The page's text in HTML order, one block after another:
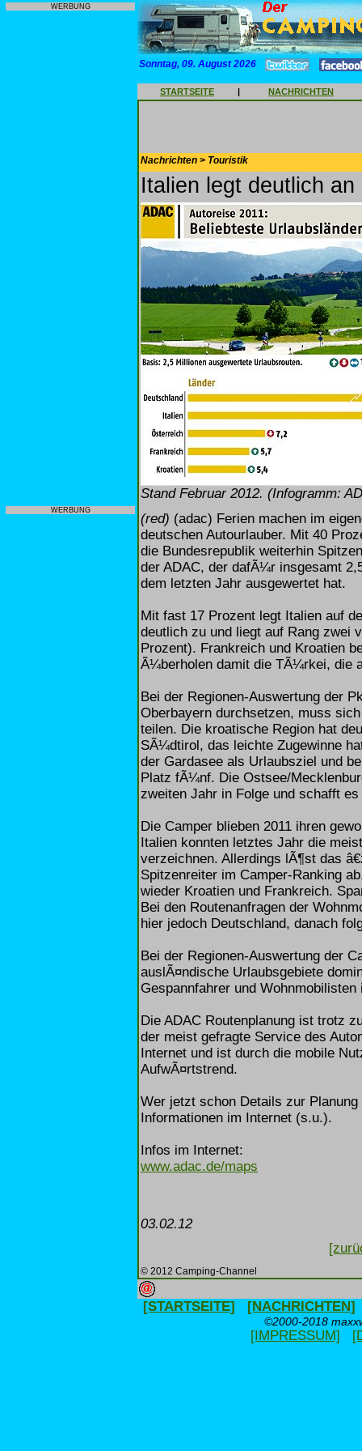
WERBUNG
WERBUNG
Sonntag, 09. August 2026
STARTSEITE | NACHRICHTEN
Nachrichten > Touristik
Italien legt deutlich
Stand Februar 2012. (Infogramm:
(red) (adac) Ferien machen im
deutschen Autourlauber. Mit 40
die Bundesrepublik weiterhin
der ADAC, der dafÃ¼r insgesamt
dem letzten Jahr ausgewertet hat.
Mit fast 17 Prozent legt Italien auf
deutlich zu und liegt auf Rang zwei
Prozent). Frankreich und Kroatien
Ã¼berholen damit die TÃ¼rkei, die
Bei der Regionen-Auswertung der
Oberbayern durchsetzen, muss
teilen. Die kroatische Region hat
SÃ¼dtirol, das leichte Zugewinne
der Gardasee als Urlaubsziel und
Platz fÃ¼nf. Die Ostsee/
zweiten Jahr in Folge und schafft
Die Camper blieben 2011 ihren
Italien konnten letztes Jahr die
verzeichnen. Allerdings lÃ¶st das
Spitzenreiter im Camper-Ranking
wieder Kroatien und Frankreich.
Bei den Routenanfragen der
hier jedoch Deutschland, danach
Bei der Regionen-Auswertung der
auslÃ¤ndische Urlaubsgebiete
Gespannfahrer und
Die ADAC Routenplanung ist trotz
der meist gefragte Service des
Internet und ist durch die mobile
AufwÃ¤rtstrend.
Wer jetzt schon Details zur
Informationen im Internet (s.u.).
Infos im Internet:
www.adac.de/maps
03.02.12
© 2012 Camping-Channel
[STARTSEITE] [NACHRICHTEN]
©2000-2018
[IMPRESSUM]